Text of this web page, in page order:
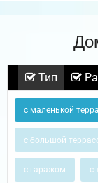
Тип
с маленькой
с большой
с гаражом с